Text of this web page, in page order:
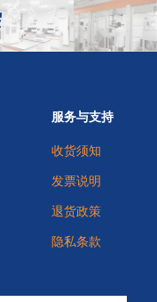
服务与支持
收货须知
发票说明
退货政策
隐私条款